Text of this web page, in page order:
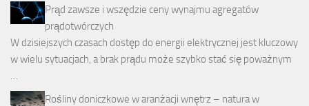
Prąd zawsze i wszędzie ceny wynajmu agregatów
prądotwórczych
W dzisiejszych czasach dostęp do energii elektrycznej jest kluczowy
w wielu sytuacjach, a brak prądu może szybko stać się poważnym
Rośliny doniczkowe w aranżacji wnętrz – natura w